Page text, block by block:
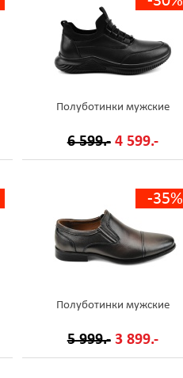
Полуботинки мужские
6 599.- 4 599.-
-35%
Полуботинки мужские
5 999.- 3 899.-